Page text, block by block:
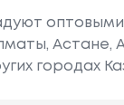
Астане,
городах